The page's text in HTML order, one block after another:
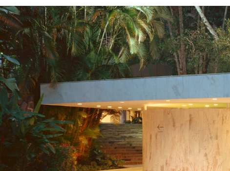
POÇOS DE CALDAS
ONLINE
EXPOSIÇÕES
EM CARTAZ
ANTERIORES
TOURS VIRTUAIS
VISITAS MEDIADAS